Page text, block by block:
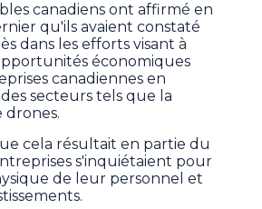
canadiens ont affirmé en
qu'ils avaient constaté
dans les efforts visant à
économiques
canadiennes en
secteurs tels que la
drones.
cela résultait en partie du
s'inquiétaient pour
de leur personnel et